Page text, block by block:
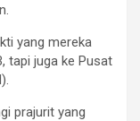
yang mereka
tapi juga ke Pusat
prajurit yang